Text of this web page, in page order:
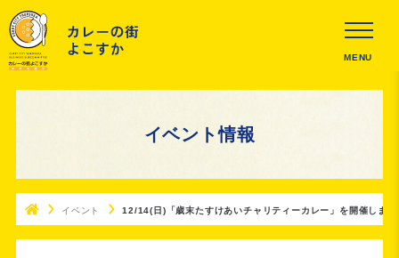
MENU
イベント情報
イベント 12/14(日)「歳末たすけあいチャリティーカレー」を開催します